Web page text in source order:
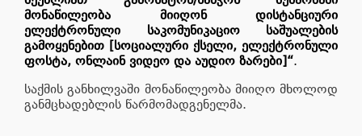
მონაწილეობა მიიღონ დისტანციური
ელექტრონული საკომუნიკაციო საშუალების
გამოყენებით [სოციალური ქსელი, ელექტრონული
ფოსტა, ონლაინ ვიდეო და აუდიო ზარები]“.
საქმის განხილვაში მონაწილეობა მიიღო მხოლოდ
განმცხადებლის წარმომადგენელმა.